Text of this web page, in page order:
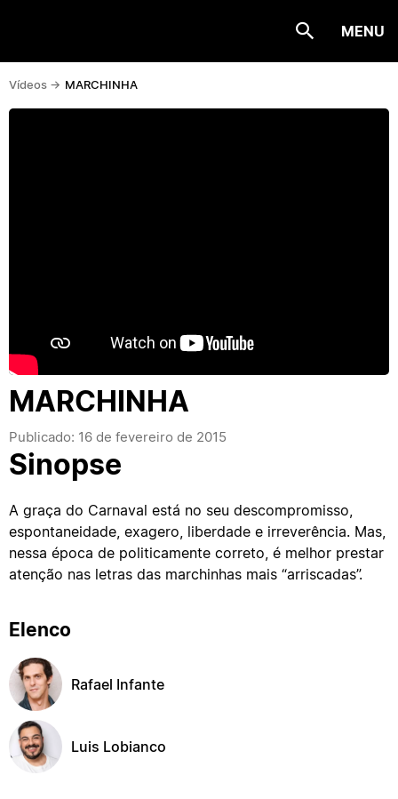
MENU
Vídeos -> MARCHINHA
MARCHINHA
Publicado: 16 de fevereiro de 2015
Sinopse
A graça do Carnaval está no seu descompromisso,
espontaneidade, exagero, liberdade e irreverência. Mas,
nessa época de politicamente correto, é melhor prestar
atenção nas letras das marchinhas mais “arriscadas”.
Elenco
Rafael Infante
Luis Lobianco